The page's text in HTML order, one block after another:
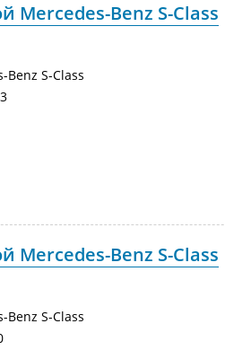
Mercedes-Benz S-Class
Benz S-Class
Mercedes-Benz S-Class
Benz S-Class